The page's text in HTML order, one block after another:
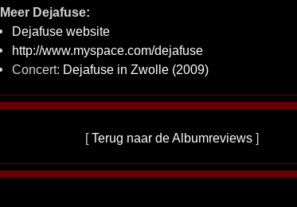
Meer Dejafuse:
Dejafuse website
http://www.myspace.com/dejafuse
Concert: Dejafuse in Zwolle (2009)
[Terug naar de Albumreviews ]